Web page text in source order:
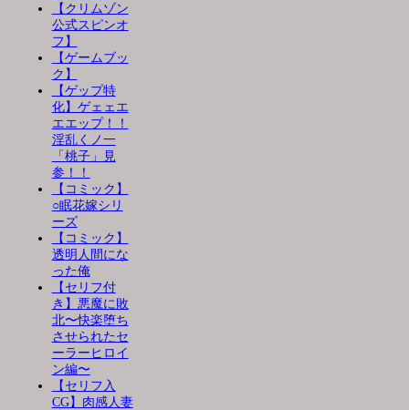
【クリムゾン
公式スピンオ
フ】
【ゲームブッ
ク】
【ゲップ特
化】ゲェェエ
エエップ！！
淫乱くノ一
「桃子」見
参！！
【コミック】
○眠花嫁シリ
ーズ
【コミック】
透明人間にな
った俺
【セリフ付
き】悪魔に敗
北〜快楽堕ち
させられたセ
ーラーヒロイ
ン編〜
【セリフ入
CG】肉感人妻